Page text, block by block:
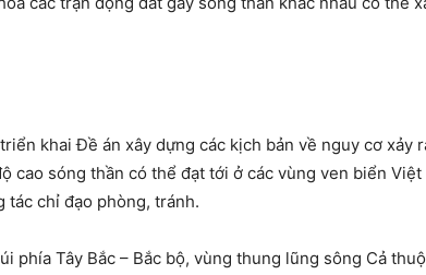
khai Đề án xây dựng các kịch bản về nguy cơ xảy
cao sóng thần có thể đạt tới ở các vùng ven biển Việt
tác chỉ đạo phòng, tránh.
phía Tây Bắc – Bắc bộ, vùng thung lũng sông Cả